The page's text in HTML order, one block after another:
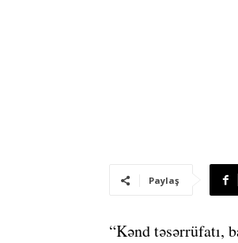
Paylaş
“Kənd təsərrüfatı,